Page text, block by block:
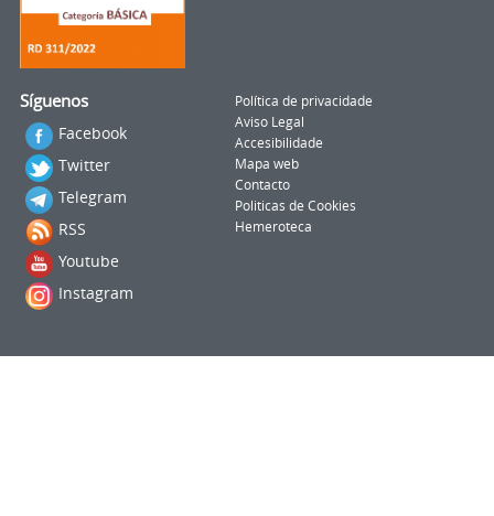
Síguenos
Facebook
Twitter
Telegram
RSS
Youtube
Instagram
Política de privacidade
Aviso Legal
Accesibilidade
Mapa web
Contacto
Politicas de Cookies
Hemeroteca